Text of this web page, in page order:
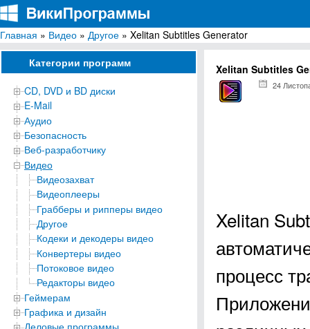
ВикиПрограммы
Энциклопедия бесплатных компьютерных программ для Windows
Главная » Видео » Другое » Xelitan Subtitles Generator
Категории программ
CD, DVD и BD диски
E-Mail
Аудио
Безопасность
Веб-разработчику
Видео
Видеозахват
Видеоплееры
Грабберы и рипперы видео
Другое
Кодеки и декодеры видео
Конвертеры видео
Потоковое видео
Редакторы видео
Геймерам
Графика и дизайн
Xelitan Subtitles
24
Xelitan
процесс